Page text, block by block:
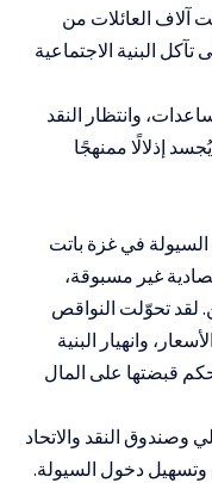
آلاف العائلات من
البنية الاجتماعية
وانتظار النقد
إذلالًا ممنهجًا
السيولة في غزة باتت
غير مسبوقة،
لقد تحوّلت النواقص
وانهيار البنية
قبضتها على المال
وصندوق النقد والاتحاد
وتسهيل دخول السيولة.